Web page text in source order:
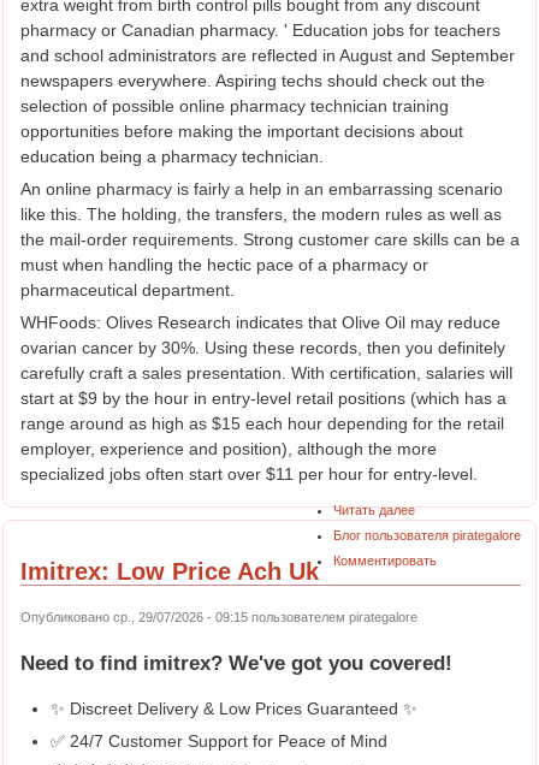
extra weight from birth control pills bought from any discount
pharmacy or Canadian pharmacy. ' Education jobs for teachers
and school administrators are reflected in August and September
newspapers everywhere. Aspiring techs should check out the
selection of possible online pharmacy technician training
opportunities before making the important decisions about
education being a pharmacy technician.
An online pharmacy is fairly a help in an embarrassing scenario
like this. The holding, the transfers, the modern rules as well as
the mail-order requirements. Strong customer care skills can be a
must when handling the hectic pace of a pharmacy or
pharmaceutical department.
WHFoods: Olives Research indicates that Olive Oil may reduce
ovarian cancer by 30%. Using these records, then you definitely
carefully craft a sales presentation. With certification, salaries will
start at $9 by the hour in entry-level retail positions (which has a
range around as high as $15 each hour depending for the retail
employer, experience and position), although the more
specialized jobs often start over $11 per hour for entry-level.
Читать далее
Блог пользователя pirategalore
Комментировать
Imitrex: Low Price Ach Uk
Опубликовано ср., 29/07/2026 - 09:15 пользователем pirategalore
Need to find imitrex? We've got you covered!
✨ Discreet Delivery & Low Prices Guaranteed ✨
✅ 24/7 Customer Support for Peace of Mind